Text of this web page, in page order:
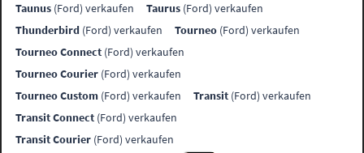
Taunus (Ford) verkaufen Taurus (Ford) verkaufen
Thunderbird (Ford) verkaufen Tourneo (Ford) verkaufen
Tourneo Connect (Ford) verkaufen
Tourneo Courier (Ford) verkaufen
Tourneo Custom (Ford) verkaufen Transit (Ford) verkaufen
Transit Connect (Ford) verkaufen
Transit Courier (Ford) verkaufen